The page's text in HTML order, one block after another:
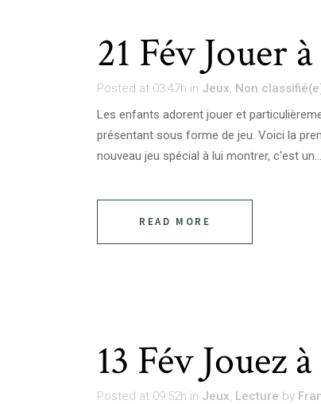
21 Fév Jouer
Posted at 03:47h in Jeux, Non
Les enfants adorent jouer et
présentant sous forme de jeu. Voici la
nouveau jeu spécial à lui montrer, c'est un...
READ MORE
13 Fév Jouez
Posted at 09:52h in Jeux, Lecture by